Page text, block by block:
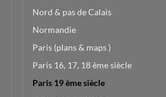
Nord & pas de Calais
Normandie
Paris (plans & maps )
Paris 16, 17, 18 ème siècle
Paris 19 ème siècle